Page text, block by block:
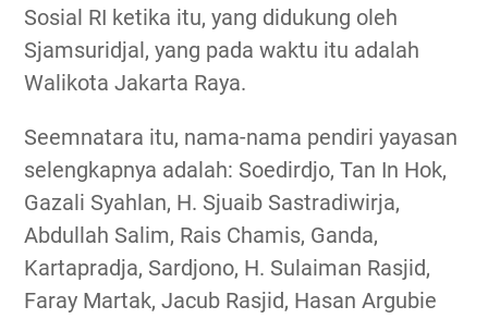
Sosial RI ketika itu, yang didukung oleh
Sjamsuridjal, yang pada waktu itu adalah
Walikota Jakarta Raya.
Seemnatara itu, nama-nama pendiri yayasan
selengkapnya adalah: Soedirdjo, Tan In Hok,
Gazali Syahlan, H. Sjuaib Sastradiwirja,
Abdullah Salim, Rais Chamis, Ganda,
Kartapradja, Sardjono, H. Sulaiman Rasjid,
Faray Martak, Jacub Rasjid, Hasan Argubie